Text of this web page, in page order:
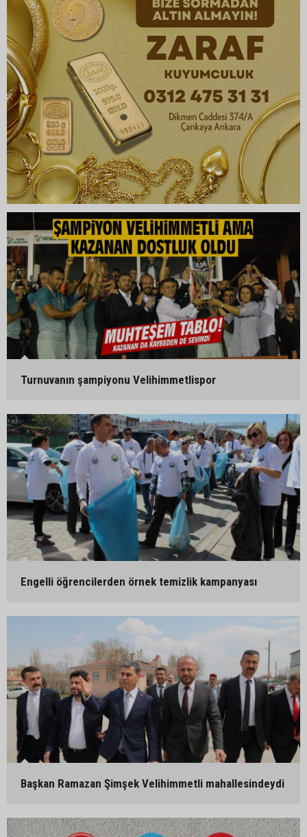
Turnuvanın şampiyonu Velihimmetlispor
Engelli öğrencilerden örnek temizlik kampanyası
Başkan Ramazan Şimşek Velihimmetli mahallesindeydi